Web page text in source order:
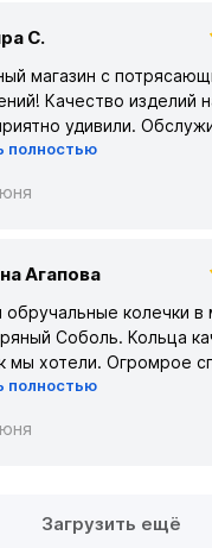
С.
магазин с
Качество изделий
удивили.
уровне – консультанты
полностью
Агапова
обручальные колечки в
Соболь. Кольца
мы хотели. Огромрое
за работу с нами!
полностью
Загрузить ещё